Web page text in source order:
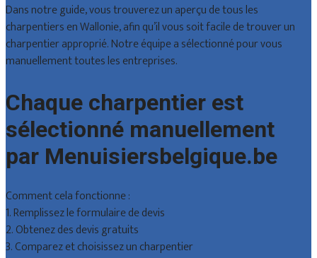
Dans notre guide, vous trouverez un aperçu de tous les
charpentiers en Wallonie, afin qu’il vous soit facile de trouver un
charpentier approprié. Notre équipe a sélectionné pour vous
manuellement toutes les entreprises.
Chaque charpentier est
sélectionné manuellement
par Menuisiersbelgique.be
Comment cela fonctionne :
1. Remplissez le formulaire de devis
2. Obtenez des devis gratuits
3. Comparez et choisissez un charpentier